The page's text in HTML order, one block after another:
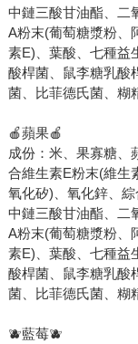
中鏈三酸甘油酯、二
A粉末(葡萄糖漿粉、
素E)、葉酸、七種益
酸桿菌、鼠李糖乳酸
菌、比菲德氏菌、糊
🍎蘋果🍎
成份：米、果寡糖、
合維生素E粉末(維生
氧化矽)、氧化鋅、
中鏈三酸甘油酯、二
A粉末(葡萄糖漿粉、
素E)、葉酸、七種益
酸桿菌、鼠李糖乳酸
菌、比菲德氏菌、糊
🫐藍莓🫐